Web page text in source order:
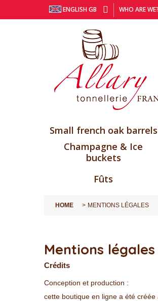
ENGLISH GB WHO ARE WE?
Small french oak barrels
Champagne & Ice
buckets
Fûts
HOME MENTIONS LÉGALES
Mentions légales
Crédits
Conception et production :
cette boutique en ligne a été créée